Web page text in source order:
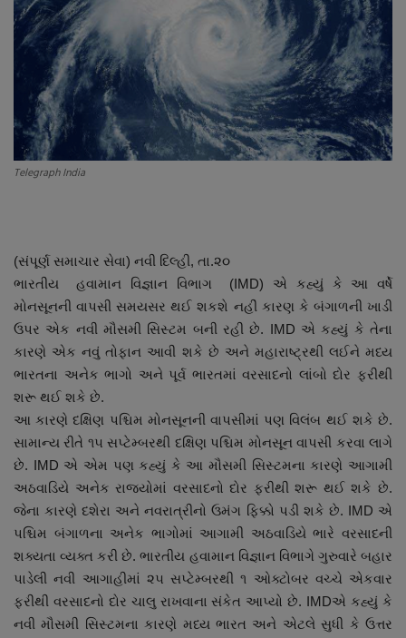
About Author
Contact
Dipotsav Special
આંતરરાષ્ટ્રીય
જુનાગઢ
Support US
બજારના સમાચાર
નાણાંકીય સમાચાર
સ્થાનિક સમાચાર
સ્પોર્ટ્સ
રાશિફળ
ગુનાખોરી
Telegraph India
(સંપૂર્ણ સમાચાર સેવા) નવી દિલ્હી, તા.૨૦
ભારતીય હવામાન વિજ્ઞાન વિભાગ (IMD) એ કહ્યું કે આ વર્ષે
મોનસૂનની વાપસી સમયસર થઈ શકશે નહીં કારણ કે બંગાળની ખાડી
ઉપર એક નવી મૌસમી સિસ્ટમ બની રહી છે. IMD એ કહ્યું કે તેના
કારણે એક નવું તોફાન આવી શકે છે અને મહારાષ્ટ્રથી લઈને મધ્ય
ભારતના અનેક ભાગો અને પૂર્વ ભારતમાં વરસાદનો લાંબો દોર ફરીથી
શરૂ થઈ શકે છે.
આ કારણે દક્ષિણ પશ્ચિમ મોનસૂનની વાપસીમાં પણ વિલંબ થઈ શકે છે.
સામાન્ય રીતે ૧૫ સપ્ટેમ્બરથી દક્ષિણ પશ્ચિમ મોનસૂન વાપસી કરવા લાગે
છે. IMD એ એમ પણ કહ્યું કે આ મૌસમી સિસ્ટમના કારણે આગામી
અઠવાડિયે અનેક રાજ્યોમાં વરસાદનો દોર ફરીથી શરૂ થઈ શકે છે.
જેના કારણે દશેરા અને નવરાત્રીનો ઉમંગ ફિક્કો પડી શકે છે. IMD એ
પશ્ચિમ બંગાળના અનેક ભાગોમાં આગામી અઠવાડિયે ભારે વરસાદની
શક્યતા વ્યક્ત કરી છે. ભારતીય હવામાન વિજ્ઞાન વિભાગે ગુરુવારે બહાર
પાડેલી નવી આગાહીમાં ૨૫ સપ્ટેમ્બરથી ૧ ઓક્ટોબર વચ્ચે એકવાર
ફરીથી વરસાદનો દોર ચાલુ રાખવાના સંકેત આપ્યો છે. IMDએ કહ્યું કે
નવી મૌસમી સિસ્ટમના કારણે મધ્ય ભારત અને એટલે સુધી કે ઉત્તર